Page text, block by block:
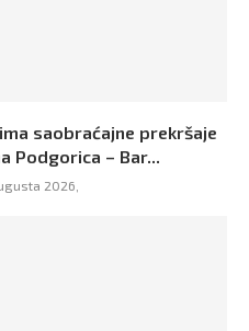
saobraćajne prekršaje
Podgorica – Bar...
2026,